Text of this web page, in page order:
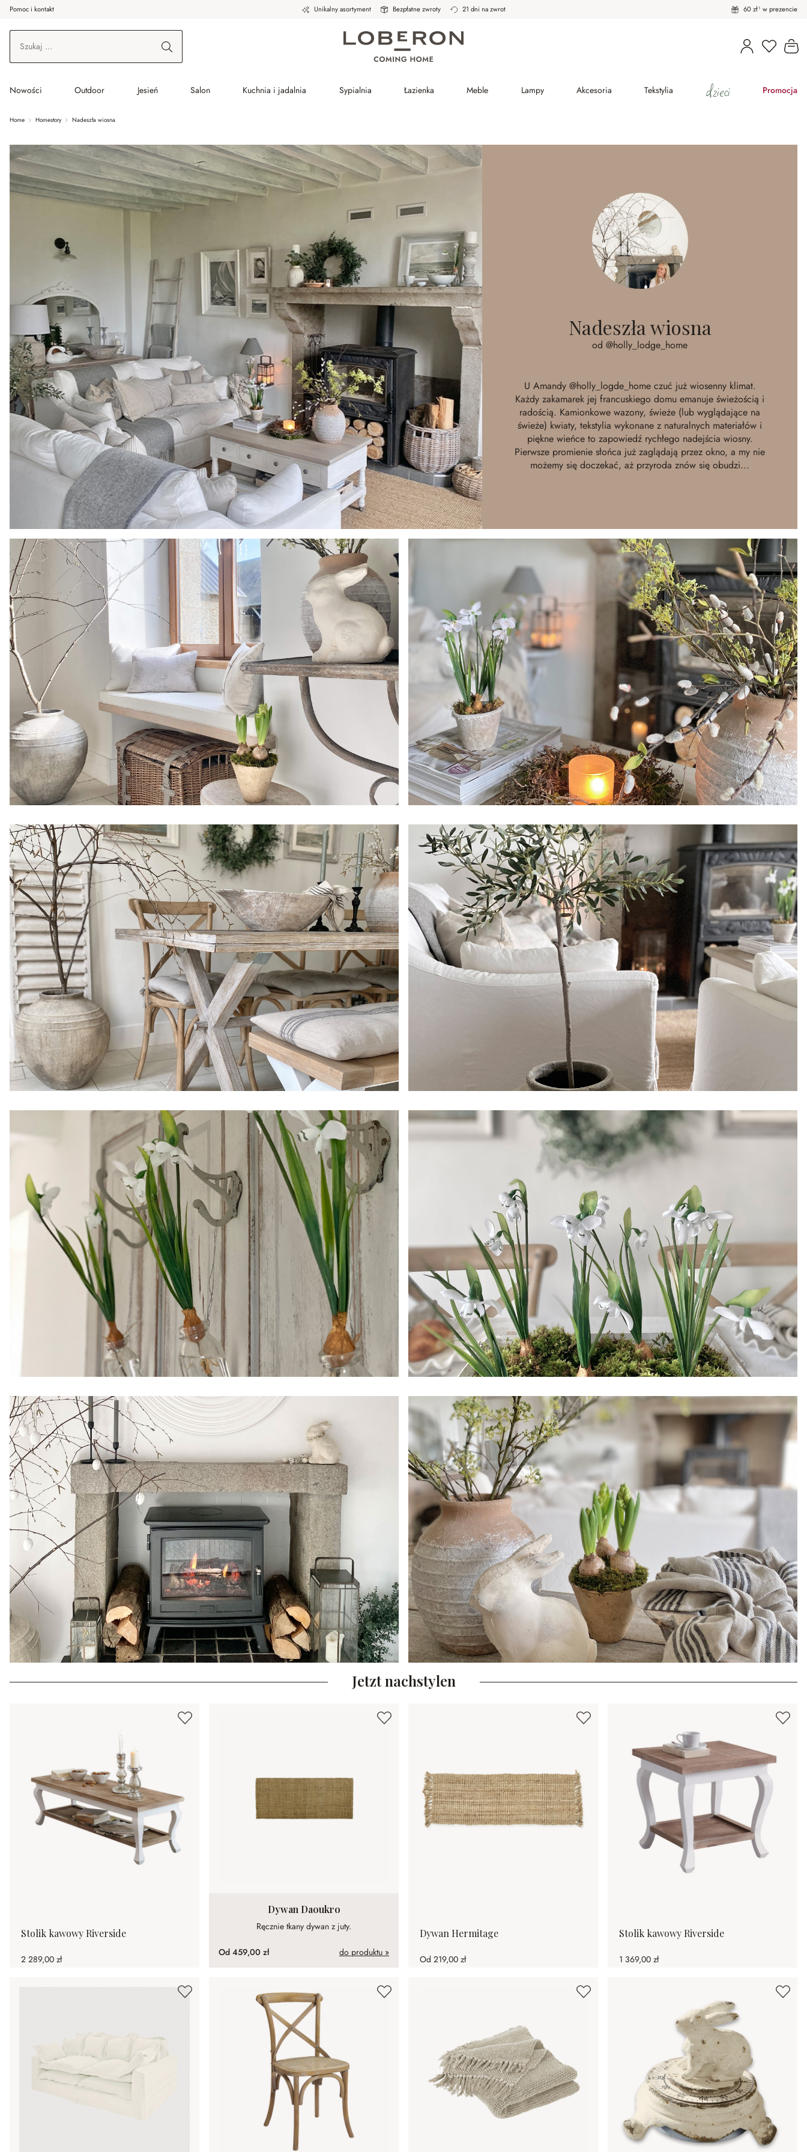
do wątku głównego
Przejdź do wyszukiwania
Przejdź do głównej nawigacji
Pomoc i kontakt Unikalny asortyment Bezpłatne zwroty 21 dni na zwrot 60 zł¹ w prezencie
Masz
Nowości Outdoor Jesień Salon Kuchnia i jadalnia Sypialnia Łazienka Meble Lampy Akcesoria Tekstylia dzieci Promocja
Home Homestory Nadeszła wiosna
Nadeszła wiosna
od @holly_lodge_home
U Amandy @holly_logde_homeczuć już wiosenny klimat.
Każdy zakamarek jej francuskiego domu emanuje świeżością i
radością. Kamionkowe wazony, świeże (lub wyglądające na
świeże) kwiaty, tekstylia wykonane z naturalnych materiałów i
piękne wieńce to zapowiedź rychłego nadejścia wiosny.
Pierwsze promienie słońca już zaglądają przez okno, a my nie
możemy się doczekać, aż przyroda znów się obudzi...
Jetzt nachstylen
Stolik kawowy Riverside
2 289,00 zł
Dywan Daoukro
Ręcznie tkany dywan z juty.
Od 459,00 zł do produktu »
Dywan Hermitage
Od 219,00 zł
Stolik kawowy Riverside
1 369,00 zł